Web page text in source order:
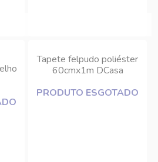
Tapete felpudo poliéster
60cmx1m DCasa
PRODUTO ESGOTADO